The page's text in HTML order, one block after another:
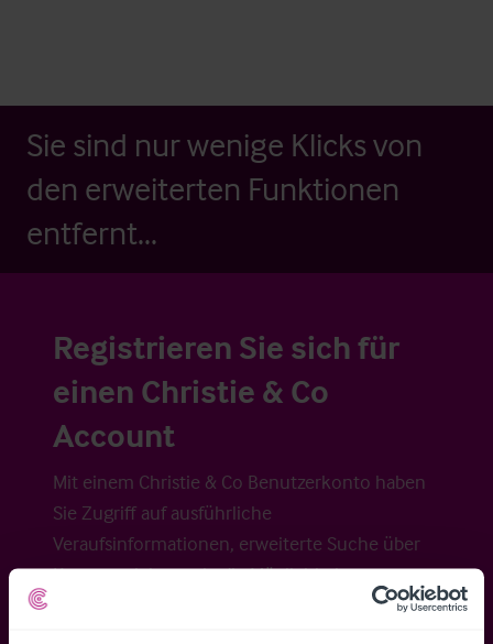
Sie sind nur wenige Klicks von
den erweiterten Funktionen
entfernt...
Registrieren Sie sich für
einen Christie & Co
Account
Mit einem Christie & Co Benutzerkonto haben
Sie Zugriff auf ausführliche
Veraufsinformationen, erweiterte Suche über
Kartenansicht sowie die Möglichkeit